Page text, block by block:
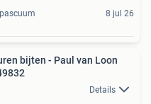
8 jul 26
bijten - Paul van Loon
Details